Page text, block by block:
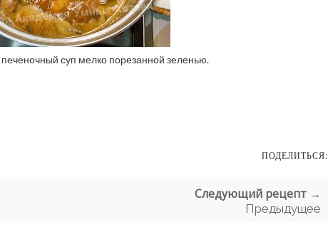
суп мелко порезанной зеленью.
ПОДЕЛИТЬСЯ:
Следующий рецепт →
Предыдущее